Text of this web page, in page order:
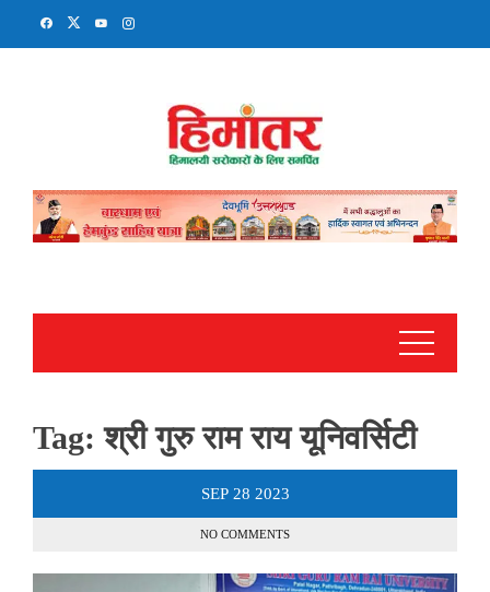
Tag:श्री गुरु राम राय यूनिवर्सिटी
SEP 28 2023
NO COMMENTS